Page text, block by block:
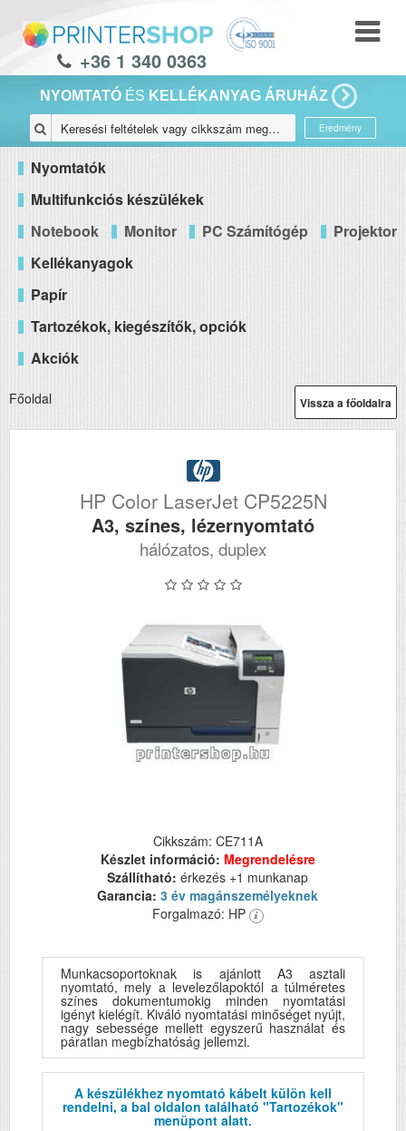
+36 1 340 0363
NYOMTATÓ ÉS KELLÉKANYAG ÁRUHÁZ
Eredmény
Nyomtatók
Multifunkciós készülékek
Notebook
Monitor PC Számítógép
Projektor
Kellékanyagok
Papír
Tartozékok, kiegészítők, opciók
Akciók
Vissza a főoldalra
Főoldal
HP Color LaserJet CP5225N
A3, színes, lézernyomtató
hálózatos, duplex
Cikkszám: CE711A
Készlet információ: Megrendelésre
Szállítható: érkezés +1 munkanap
Garancia: 3 év magánszemélyeknek
Forgalmazó: HP
Munkacsoportoknak is ajánlott A3 asztali
nyomtató, mely a levelezőlapoktól a túlméretes
színes dokumentumokig minden nyomtatási
igényt kielégít. Kiváló nyomtatási minőséget nyújt,
nagy sebessége mellett egyszerű használat és
páratlan megbízhatóság jellemzi.
A készülékhez nyomtató kábelt külön kell
rendelni, a bal oldalon található "Tartozékok"
menüpont alatt.